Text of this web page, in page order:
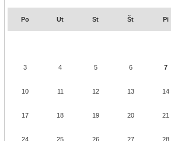
Po Ut St Št Pi
3 4 5 6 7
10 11 12 13 14
17 18 19 20 21
24 25 26 27 28